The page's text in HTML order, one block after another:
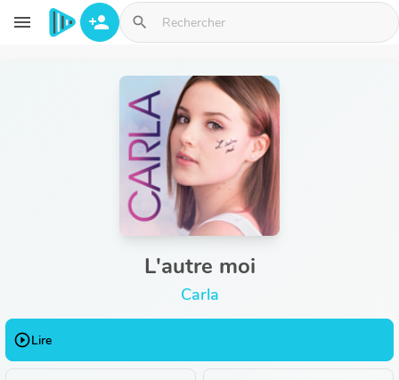
Aller au contenu principal
menu person_add search
L'autre moi
Carla
play_circle_outlineLire